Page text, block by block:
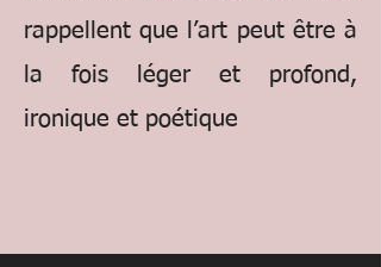
rappellent que l’art peut être à
la fois léger et profond,
ironique et poétique